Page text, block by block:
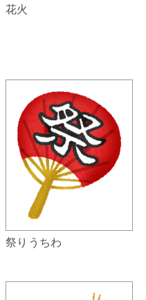
花火
祭りうちわ